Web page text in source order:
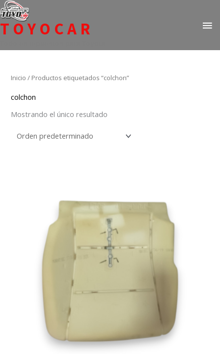
Ir
al
contenido
TOYOCAR
Inicio / Productos etiquetados “colchon”
colchon
Mostrando el único resultado